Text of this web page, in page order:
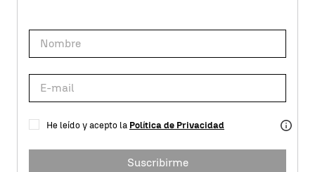
He leído y acepto la Política de Privacidad
Suscribirme